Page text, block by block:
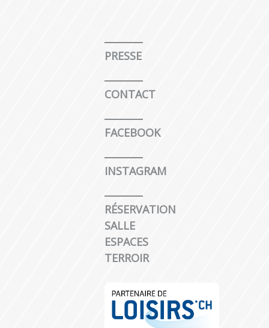
PRESSE
CONTACT
FACEBOOK
INSTAGRAM
RÉSERVATION
SALLE
ESPACES
TERROIR